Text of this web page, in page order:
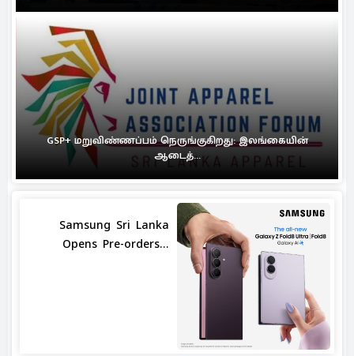
GSP+ மறுவிண்ணப்பம் நெருங்குகிறது: இலங்கையின்
ஆடைத்...
Samsung Sri Lanka
Opens Pre-orders...